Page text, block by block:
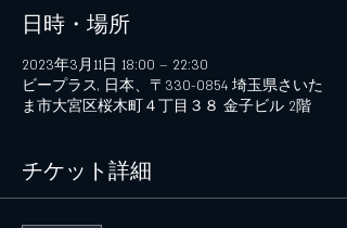
日時・場所
2023年3月11日 18:00 – 22:30
ビープラス, 日本、〒330-0854 埼玉県さいた
ま市大宮区桜木町４丁目３８ 金子ビル 2階
チケット詳細